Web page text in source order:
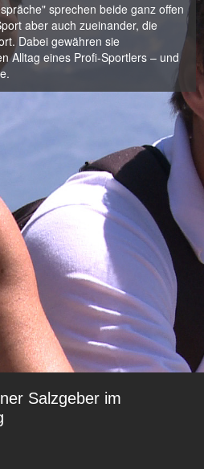
sprechen beide ganz offen
aber auch zueinander, die
Dabei gewähren sie
Alltag eines Profi-Sportlers – und
Salzgeber im